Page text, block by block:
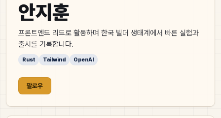
안지훈
프론트엔드 리드로 활동하며 한국 빌더 생태계에서 빠른 실험과
출시를 기록합니다.
Rust Tailwind OpenAI
팔로우